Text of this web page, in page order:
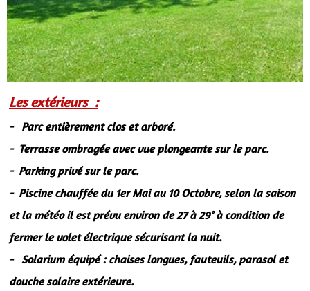
Les extérieurs :
- Parc entièrement clos et arboré.
- Terrasse ombragée avec vue plongeante sur le parc.
- Parking privé sur le parc.
- Piscine chauffée du 1er Mai au 10 Octobre, selon la saison
et la météo il est prévu environ de 27 à 29° à condition de
fermer le volet électrique sécurisant la nuit.
- Solarium équipé : chaises longues, fauteuils, parasol et
douche solaire extérieure.